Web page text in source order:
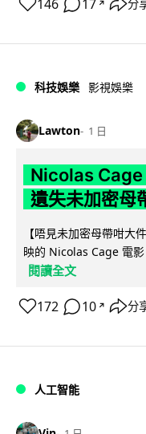
146 17 ↗ 分
科技娛樂 影視娛樂
Lawton 1 日
Nicolas
遺失未加密母
【唔見未加密母帶咁
映的 Nicolas Cage 電
閱讀全文
172 10 ↗ 分
人工智能